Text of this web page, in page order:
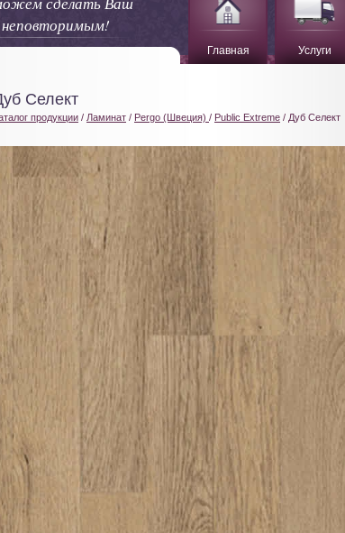
Главная Услуги
Селект
продукции / Ламинат / Pergo (Швеция) / Public Extreme / Дуб Селект